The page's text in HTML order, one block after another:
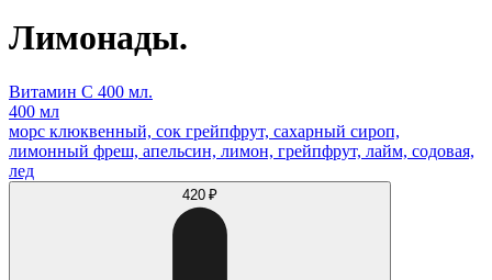
Лимонады.
Витамин С 400 мл.
400 мл
морс клюквенный, сок грейпфрут, сахарный сироп,
лимонный фреш, апельсин, лимон, грейпфрут, лайм, содовая,
лед
420 ₽